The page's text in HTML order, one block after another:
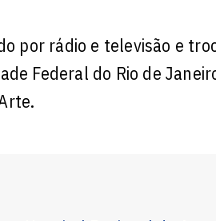
por rádio e televisão e
Federal do Rio de